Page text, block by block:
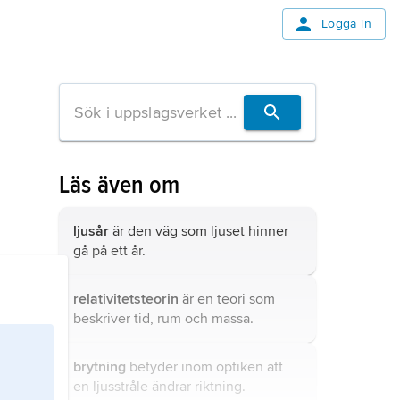
Logga in
Läs även om
ljusår är den väg som ljuset hinner
gå på ett år.
relativitetsteorin är en teori som
beskriver tid, rum och massa.
brytning betyder inom optiken att
en ljusstråle ändrar riktning.